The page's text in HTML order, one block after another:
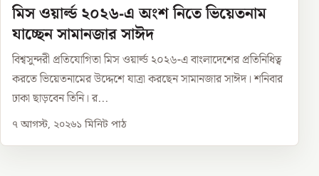
মিস ওয়ার্ল্ড ২০২৬-এ অংশ নিতে ভিয়েতনাম
যাচ্ছেন সামানজার সাঈদ
বিশ্বসুন্দরী প্রতিযোগিতা মিস ওয়ার্ল্ড ২০২৬-এ বাংলাদেশের প্রতিনিধিত্ব
করতে ভিয়েতনামের উদ্দেশে যাত্রা করছেন সামানজার সাঈদ। শনিবার
ঢাকা ছাড়বেন তিনি। র...
৭ আগস্ট, ২০২৬১ মিনিট পাঠ